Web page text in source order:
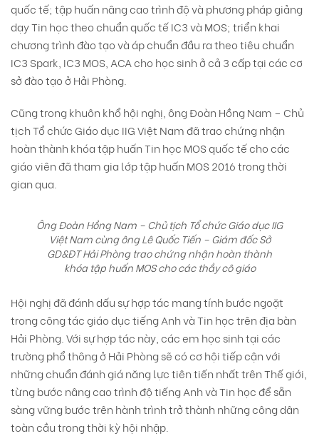
quốc tế; tập huấn nâng cao trình độ và phương pháp giảng
dạy Tin học theo chuẩn quốc tế IC3 và MOS; triển khai
chương trình đào tạo và áp chuẩn đầu ra theo tiêu chuẩn
IC3 Spark, IC3 MOS, ACA cho học sinh ở cả 3 cấp tại các cơ
sở đào tạo ở Hải Phòng.
Cũng trong khuôn khổ hội nghị, ông Đoàn Hồng Nam – Chủ
tịch Tổ chức Giáo dục IIG Việt Nam đã trao chứng nhận
hoàn thành khóa tập huấn Tin học MOS quốc tế cho các
giáo viên đã tham gia lớp tập huấn MOS 2016 trong thời
gian qua.
Ông Đoàn Hồng Nam – Chủ tịch Tổ chức Giáo dục IIG
Việt Nam cùng ông Lê Quốc Tiến – Giám đốc Sở
GD&ĐT Hải Phòng trao chứng nhận hoàn thành
khóa tập huấn MOS cho các thầy cô giáo
Hội nghị đã đánh dấu sự hợp tác mang tính bước ngoặt
trong công tác giáo dục tiếng Anh và Tin học trên địa bàn
Hải Phòng. Với sự hợp tác này, các em học sinh tại các
trường phổ thông ở Hải Phòng sẽ có cơ hội tiếp cận với
những chuẩn đánh giá năng lực tiên tiến nhất trên Thế giới,
từng bước nâng cao trình độ tiếng Anh và Tin học để sẵn
sàng vững bước trên hành trình trở thành những công dân
toàn cầu trong thời kỳ hội nhập.